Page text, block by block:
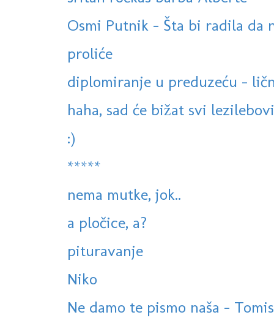
Osmi Putnik - Šta bi radila da
proliće
diplomiranje u preduzeću -
haha, sad će bižat svi
:)
*****
nema mutke, jok..
a pločice, a?
pituravanje
Niko
Ne damo te pismo naša -